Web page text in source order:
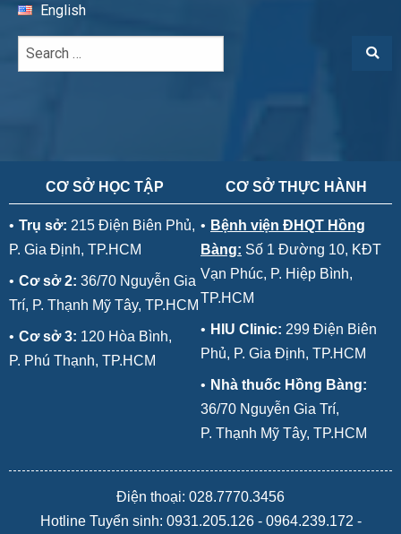
English
CƠ SỞ HỌC TẬP
• Trụ sở: 215 Điện Biên Phủ,
P. Gia Định, TP.HCM
• Cơ sở 2: 36/70 Nguyễn Gia
Trí, P. Thạnh Mỹ Tây, TP.HCM
• Cơ sở 3: 120 Hòa Bình,
P. Phú Thạnh, TP.HCM
CƠ SỞ THỰC HÀNH
• Bệnh viện ĐHQT Hồng
Bàng: Số 1 Đường 10, KĐT
Vạn Phúc, P. Hiệp Bình,
TP.HCM
• HIU Clinic: 299 Điện Biên
Phủ, P. Gia Định, TP.HCM
• Nhà thuốc Hồng Bàng:
36/70 Nguyễn Gia Trí,
P. Thạnh Mỹ Tây, TP.HCM
Điện thoại: 028.7770.3456
Hotline Tuyển sinh: 0931.205.126- 0964.239.172 -